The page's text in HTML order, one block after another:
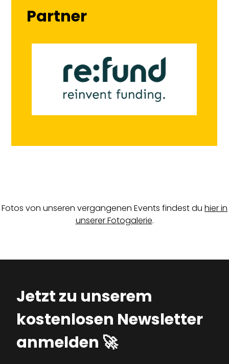
Partner
Fotos von unseren vergangenen Events findest du hier in
unserer Fotogalerie.
Jetzt zu unserem
kostenlosen Newsletter
anmelden 🚀